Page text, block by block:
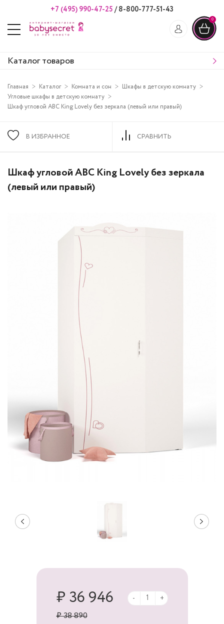
+7 (495) 990-47-25 /8-800-777-51-43
0
Каталог товаров
Главная Каталог Комната и сон
Шкафы в детскую комнату
Угловые шкафы в детскую комнату
Шкаф угловой ABC King Lovely без зеркала (левый или правый)
В ИЗБРАННОЕ СРАВНИТЬ
Шкаф угловой ABC King Lovely без зеркала
(левый или правый)
₽ 36 946
₽ 38 890
- +